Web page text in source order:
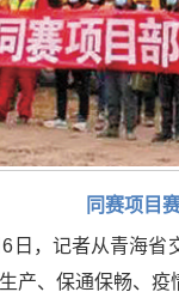
同赛项目
日，记者从青海省
产、保通保畅、